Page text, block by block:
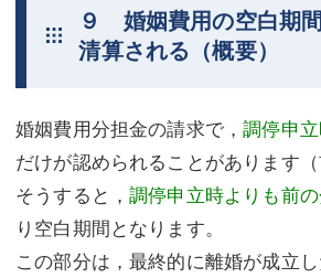
９ 婚姻費用の空白期
清算される（概要）
婚姻費用分担金の請求で，調停申
だけが認められることがあります（
そうすると，調停申立時よりも前
り空白期間となります。
この部分は，最終的に離婚が成立